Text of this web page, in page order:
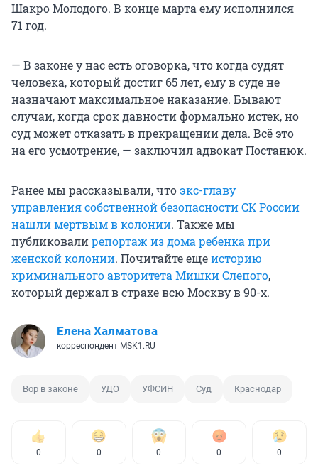
Шакро Молодого. В конце марта ему исполнился
71 год.
— В законе у нас есть оговорка, что когда судят
человека, который достиг 65 лет, ему в суде не
назначают максимальное наказание. Бывают
случаи, когда срок давности формально истек, но
суд может отказать в прекращении дела. Всё это
на его усмотрение, — заключил адвокат Постанюк.
Ранее мы рассказывали, чтоэкс-главу
управления собственной безопасности СК России
нашли мертвым в колонии. Также мы
публиковалирепортаж из дома ребенка при
женской колонии. Почитайте ещеисторию
криминального авторитета Мишки Слепого,
который держал в страхе всю Москву в 90-х.
Елена Халматова
корреспондент MSK1.RU
Вор в законе УДО УФСИН Суд Краснодар
0 0 0 0 0